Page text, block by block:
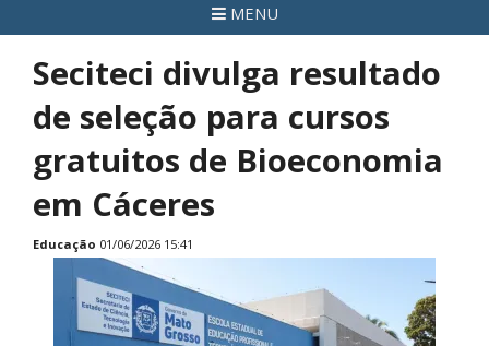
MENU
Seciteci divulga resultado
de seleção para cursos
gratuitos de Bioeconomia
em Cáceres
Educação 01/06/2026 15:41